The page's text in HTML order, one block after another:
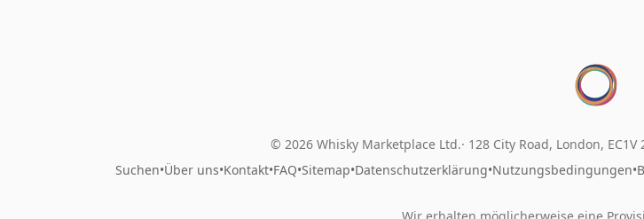
© 2026 Whisky Marketplace Ltd. 128 City Road, London, EC1V
Suchen•Über uns•Kontakt•FAQ•Sitemap•Datenschutzerklärung•Nutzungsbedingungen•
Wir erhalten möglicherweise eine